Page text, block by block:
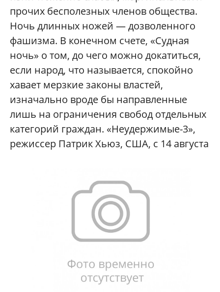
прочих бесполезных членов общества.
Ночь длинных ножей — дозволенного
фашизма. В конечном счете, «Судная
ночь» о том, до чего можно докатиться,
если народ, что называется, спокойно
хавает мерзкие законы властей,
изначально вроде бы направленные
лишь на ограничения свобод отдельных
категорий граждан. «Неудержимые-3»,
режиссер Патрик Хьюз, США, с 14 августа